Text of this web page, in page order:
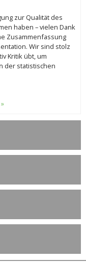
zur Qualität des
haben – vielen Dank
Zusammenfassung
Wir sind stolz
Kritik übt, um
der statistischen